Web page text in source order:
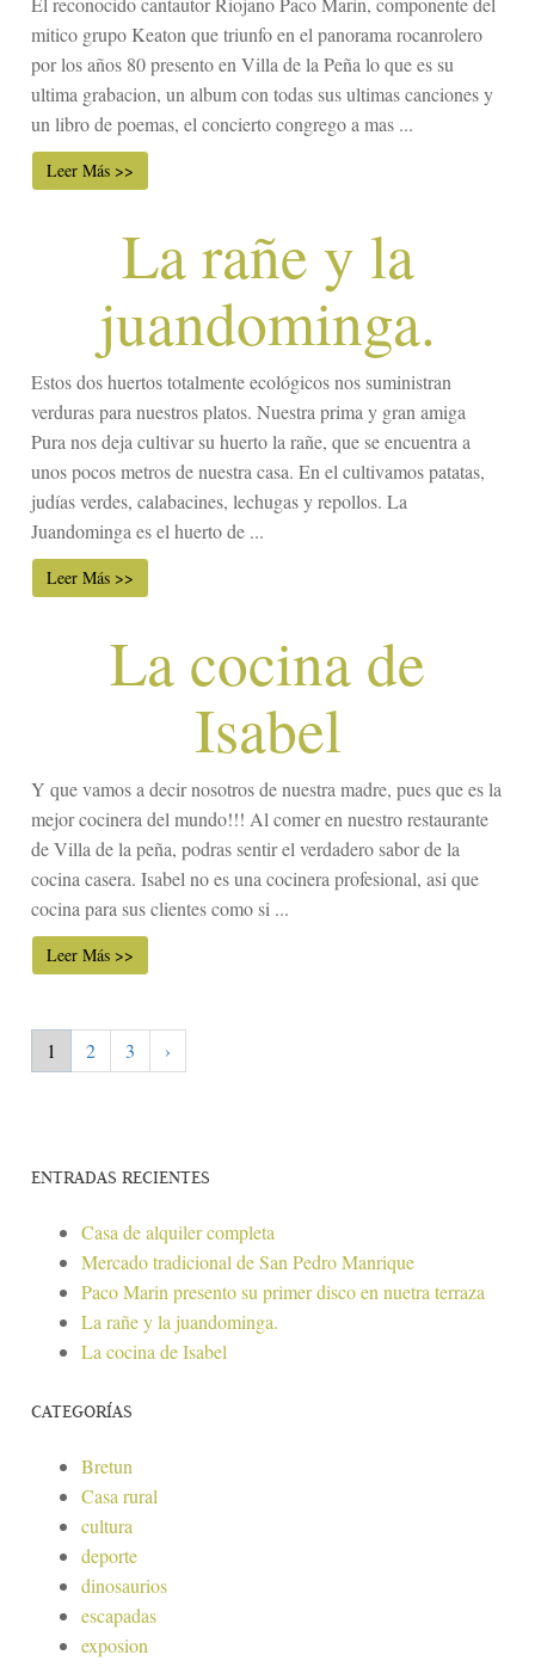
mitico grupo Keaton que triunfo en el panorama rocanrolero
por los años 80 presento en Villa de la Peña lo que es su
ultima grabacion, un album con todas sus ultimas canciones y
un libro de poemas, el concierto congrego a mas ...
Leer Más >>
La rañe y la
juandominga.
Estos dos huertos totalmente ecológicos nos suministran
verduras para nuestros platos. Nuestra prima y gran amiga
Pura nos deja cultivar su huerto la rañe, que se encuentra a
unos pocos metros de nuestra casa. En el cultivamos patatas,
judías verdes, calabacines, lechugas y repollos. La
Juandominga es el huerto de ...
Leer Más >>
La cocina de
Isabel
Y que vamos a decir nosotros de nuestra madre, pues que es la
mejor cocinera del mundo!!! Al comer en nuestro restaurante
de Villa de la peña, podras sentir el verdadero sabor de la
cocina casera. Isabel no es una cocinera profesional, asi que
cocina para sus clientes como si ...
Leer Más >>
1 2 3 ›
ENTRADAS RECIENTES
Casa de alquiler completa
Mercado tradicional de San Pedro Manrique
Paco Marin presento su primer disco en nuetra terraza
La rañe y la juandominga.
La cocina de Isabel
CATEGORÍAS
Bretun
Casa rural
cultura
deporte
dinosaurios
escapadas
exposion